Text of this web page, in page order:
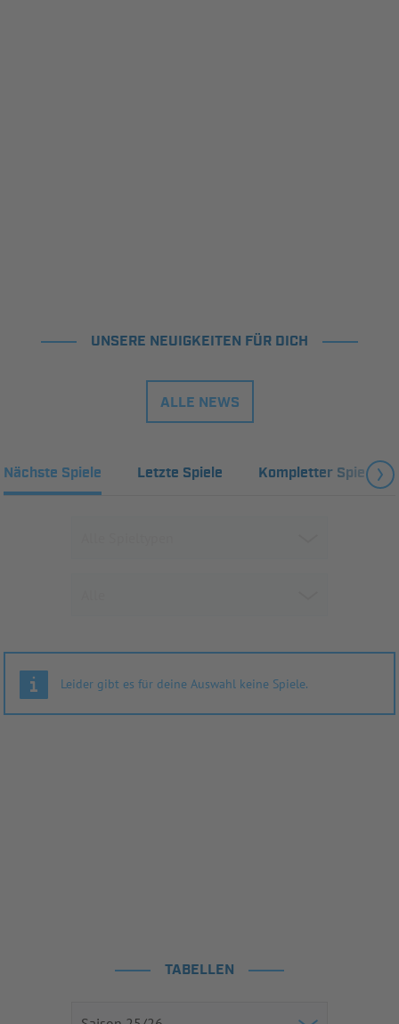
UNSERE NEUIGKEITEN FÜR DICH
ALLE NEWS
Nächste Spiele Letzte Spiele Kompletter Spielplan
Leider gibt es für deine Auswahl keine Spiele.
TABELLEN